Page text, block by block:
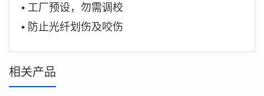
• 工厂预设，勿需调校
• 防止光纤划伤及咬伤
相关产品